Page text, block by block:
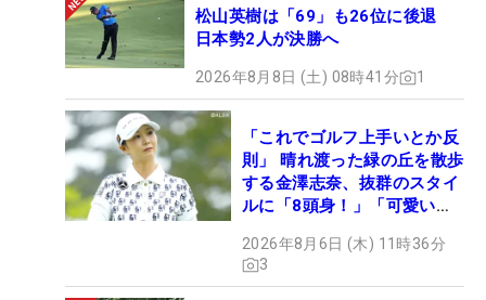
松山英樹は「69」も26位に後退
日本勢2人が決勝へ
2026年8月8日 (土) 08時41分 1
「これでゴルフ上手いとか反
則」 晴れ渡った緑の丘を散歩
する金澤志奈、抜群のスタイ
ルに「8頭身！」「可愛いに
2026年8月6日 (木) 11時36分
3